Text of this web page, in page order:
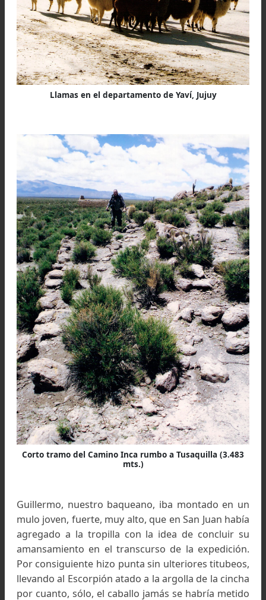
Expedicionarios. Izq.: Antonio Beorchia Nigris,
coordinador general de la expedición
Der.: Domingo Alvarez, jefe de la expedición
Llamas en el departamento de Yaví, Jujuy